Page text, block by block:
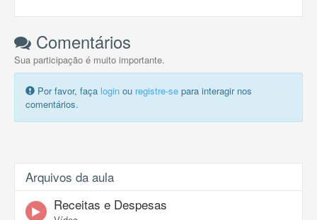
Comentários
Sua participação é muito importante.
Por favor, faça login ou registre-se para interagir nos
comentários.
Arquivos da aula
Receitas e Despesas